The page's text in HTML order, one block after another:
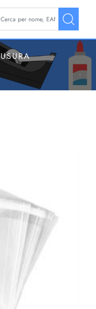
La modifica di un filtro